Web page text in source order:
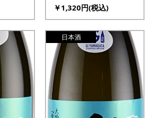
￥1,320円(税込)
日本酒